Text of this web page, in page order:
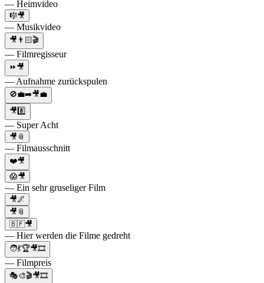
— Heimvideo
🎼🎥
— Musikvideo
🎥👨🏻🎬
— Filmregisseur
⏩🎥
— Aufnahme zurückspulen
🚫💼➡️🎥💼
🎥8️⃣
— Super Acht
🎥📎
— Filmausschnitt
❤️🎥
😱🎥
— Ein sehr gruseliger Film
🎥🌌
🎥📎
🇧🇫🎥
— Hier werden die Filme gedreht
🧑💃🏆🎥🎞
— Filmpreis
🎭🎨🎬🎥🎞️